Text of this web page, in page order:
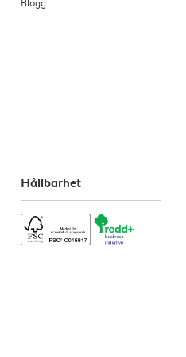
Hållbarhet